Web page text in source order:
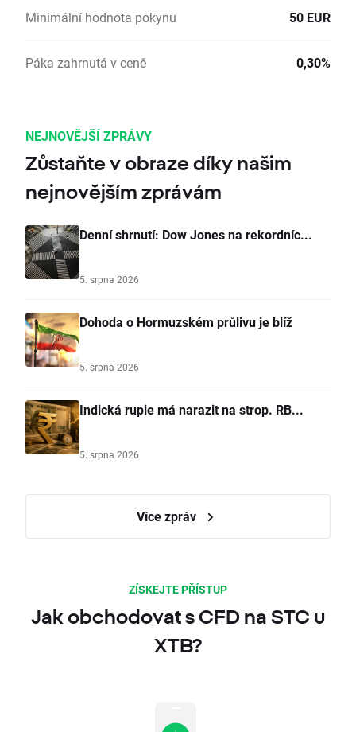
Minimální hodnota pokynu 50 EUR
Páka zahrnutá v ceně 0,30%
NEJNOVĚJŠÍ ZPRÁVY
Zůstaňte v obraze díky našim
nejnovějším zprávám
Denní shrnutí: Dow Jones na rekordníc...
5. srpna 2026
Dohoda o Hormuzském průlivu je blíž
5. srpna 2026
Indická rupie má narazit na strop. RB...
5. srpna 2026
Více zpráv
ZÍSKEJTE PŘÍSTUP
Jak obchodovat s CFD na STC u
XTB?